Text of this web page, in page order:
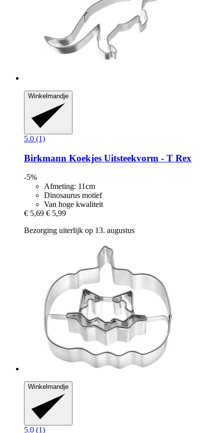
Winkelmandje
5.0 (1)
Birkmann Koekjes Uitsteekvorm -​ T Rex
-5%
Afmeting: 11cm
Dinosaurus motief
Van hoge kwaliteit
€ 5,69 € 5,99
Bezorging uiterlijk op 13. augustus
Winkelmandje
5.0 (1)